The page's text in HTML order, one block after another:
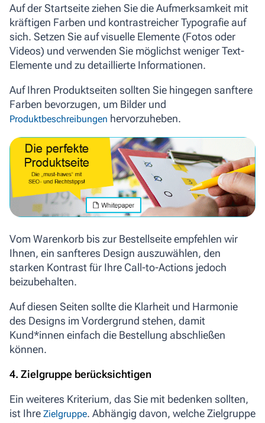
Auf der Startseite ziehen Sie die Aufmerksamkeit mit
kräftigen Farben und kontrastreicher Typografie auf
sich. Setzen Sie auf visuelle Elemente (Fotos oder
Videos) und verwenden Sie möglichst weniger Text-
Elemente und zu detaillierte Informationen.
Auf Ihren Produktseiten sollten Sie hingegen sanftere
Farben bevorzugen, um Bilder und
Produktbeschreibungen hervorzuheben.
Vom Warenkorb bis zur Bestellseite empfehlen wir
Ihnen, ein sanfteres Design auszuwählen, den
starken Kontrast für Ihre Call-to-Actions jedoch
beizubehalten.
Auf diesen Seiten sollte die Klarheit und Harmonie
des Designs im Vordergrund stehen, damit
Kund*innen einfach die Bestellung abschließen
können.
4. Zielgruppe berücksichtigen
Ein weiteres Kriterium, das Sie mit bedenken sollten,
ist Ihre Zielgruppe. Abhängig davon, welche Zielgruppe